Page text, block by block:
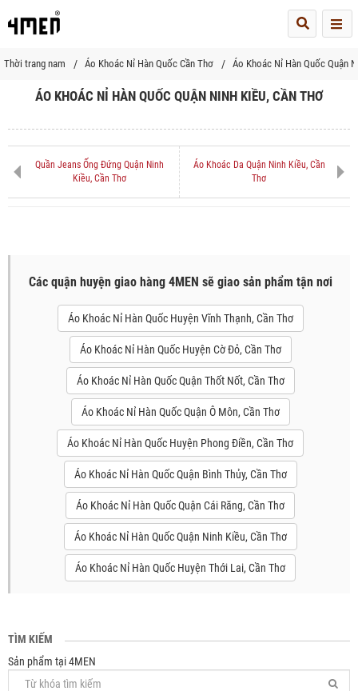
Thời trang nam Áo Khoác Nỉ Hàn Quốc Cần Thơ Áo Khoác Nỉ Hàn Quốc Quận
ÁO KHOÁC NỈ HÀN QUỐC QUẬN NINH KIỀU, CẦN THƠ
Quần Jeans Ống Đứng Quận Ninh
Kiều, Cần Thơ
Áo Khoác Da Quận Ninh Kiều, Cần
Thơ
Các quận huyện giao hàng 4MEN sẽ giao sản phẩm tận nơi
Áo Khoác Nỉ Hàn Quốc Huyện Vĩnh Thạnh, Cần Thơ
Áo Khoác Nỉ Hàn Quốc Huyện Cờ Đỏ, Cần Thơ
Áo Khoác Nỉ Hàn Quốc Quận Thốt Nốt, Cần Thơ
Áo Khoác Nỉ Hàn Quốc Quận Ô Môn, Cần Thơ
Áo Khoác Nỉ Hàn Quốc Huyện Phong Điền, Cần Thơ
Áo Khoác Nỉ Hàn Quốc Quận Bình Thủy, Cần Thơ
Áo Khoác Nỉ Hàn Quốc Quận Cái Răng, Cần Thơ
Áo Khoác Nỉ Hàn Quốc Quận Ninh Kiều, Cần Thơ
Áo Khoác Nỉ Hàn Quốc Huyện Thới Lai, Cần Thơ
TÌM KIẾM
Sản phẩm tại 4MEN